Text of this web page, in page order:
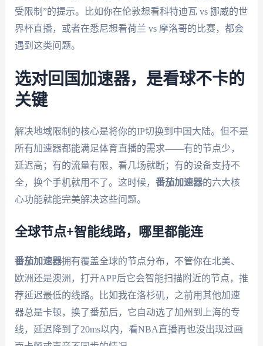
受限制”的提示。比如你在伦敦想看科特迪瓦 vs 挪威的世
界杯直播，或者在悉尼想看荷兰 vs 摩洛哥的比赛，都会
遇到这类问题。
选对回国加速器，是看球不卡的
关键
解决地域限制的核心是将你的IP切换到中国大陆。但不是
所有加速器都能满足体育直播的需求——有的节点少，
延迟高；有的流量有限，看几场就断；有的设备支持不
全，换个手机就用不了。这时候， 番茄加速器的六大核
心功能就能完美解决这些问题。
全球节点+智能线路，哪里都能连
番茄加速器拥有覆盖全球的节点分布，不管你在北美、
欧洲还是澳洲，打开APP后它会智能扫描附近的节点，推
荐延迟最低的线路。比如我在洛杉矶，之前用其他加速
器总是卡顿，换了番茄后，它自动选了加州到上海的专
线，延迟降到了20ms以内，看NBA直播再也没出现过画